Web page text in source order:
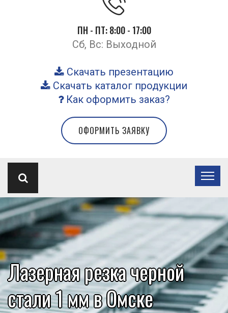
ПН - ПТ: 8:00 - 17:00
Сб, Вс: Выходной
Скачать презентацию
Скачать каталог продукции
Как оформить заказ?
ОФОРМИТЬ ЗАЯВКУ
Лазерная резка черной
стали 1 мм в Омске